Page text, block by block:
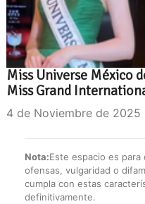
Miss Universe México
Miss Grand
4 de Noviembre de 2025
Nota:Este espacio es
ofensas, vulgaridad o
cumpla con estas
definitivamente.